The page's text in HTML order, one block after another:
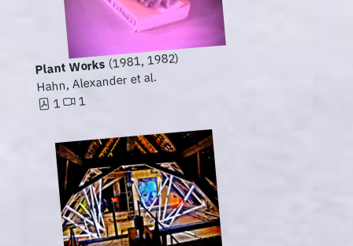
Plant Works(1981, 1982)
Hahn, Alexander et al.
1 1